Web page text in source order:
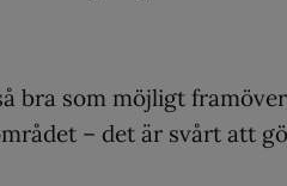
bra som möjligt
– det är svårt att